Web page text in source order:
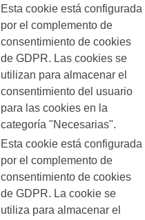
Esta cookie está configurada
por el complemento de
consentimiento de cookies
de GDPR. Las cookies se
utilizan para almacenar el
consentimiento del usuario
para las cookies en la
categoría "Necesarias".
Esta cookie está configurada
por el complemento de
consentimiento de cookies
de GDPR. La cookie se
utiliza para almacenar el